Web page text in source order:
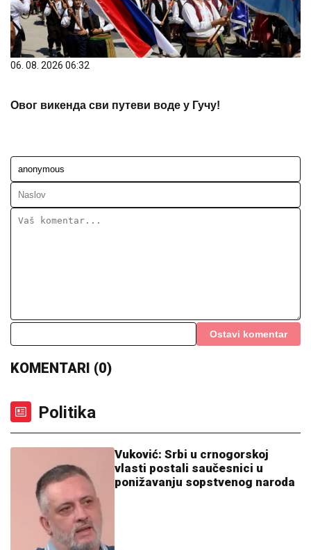
06. 08. 2026 06:32
Овог викенда сви путеви воде у Гучу!
Ostavi komentar
KOMENTARI (0)
Politika
Vuković: Srbi u crnogorskoj
vlasti postali saučesnici u
ponižavanju sopstvenog naroda